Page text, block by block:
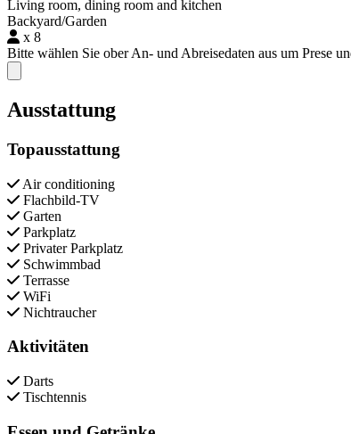
Living room, dining room and kitchen
Backyard/Garden
x 8
Bitte wählen Sie ober An- und Abreisedaten aus um Prese
Close modal
Ausstattung
Topausstattung
Air conditioning
Flachbild-TV
Garten
Parkplatz
Privater Parkplatz
Schwimmbad
Terrasse
WiFi
Nichtraucher
Aktivitäten
Darts
Tischtennis